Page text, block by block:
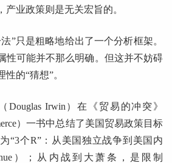
产业政策则是无关宏旨的。
”只是粗略地给出了一个分析框架。
性可能并不那么明确。但这并不妨碍
的“猜想”。
Douglas Irwin）在《贸易的冲突》
）一书中总结了美国贸易政策目标
“3个R”：从美国独立战争到美国内
）；从内战到大萧条，是限制